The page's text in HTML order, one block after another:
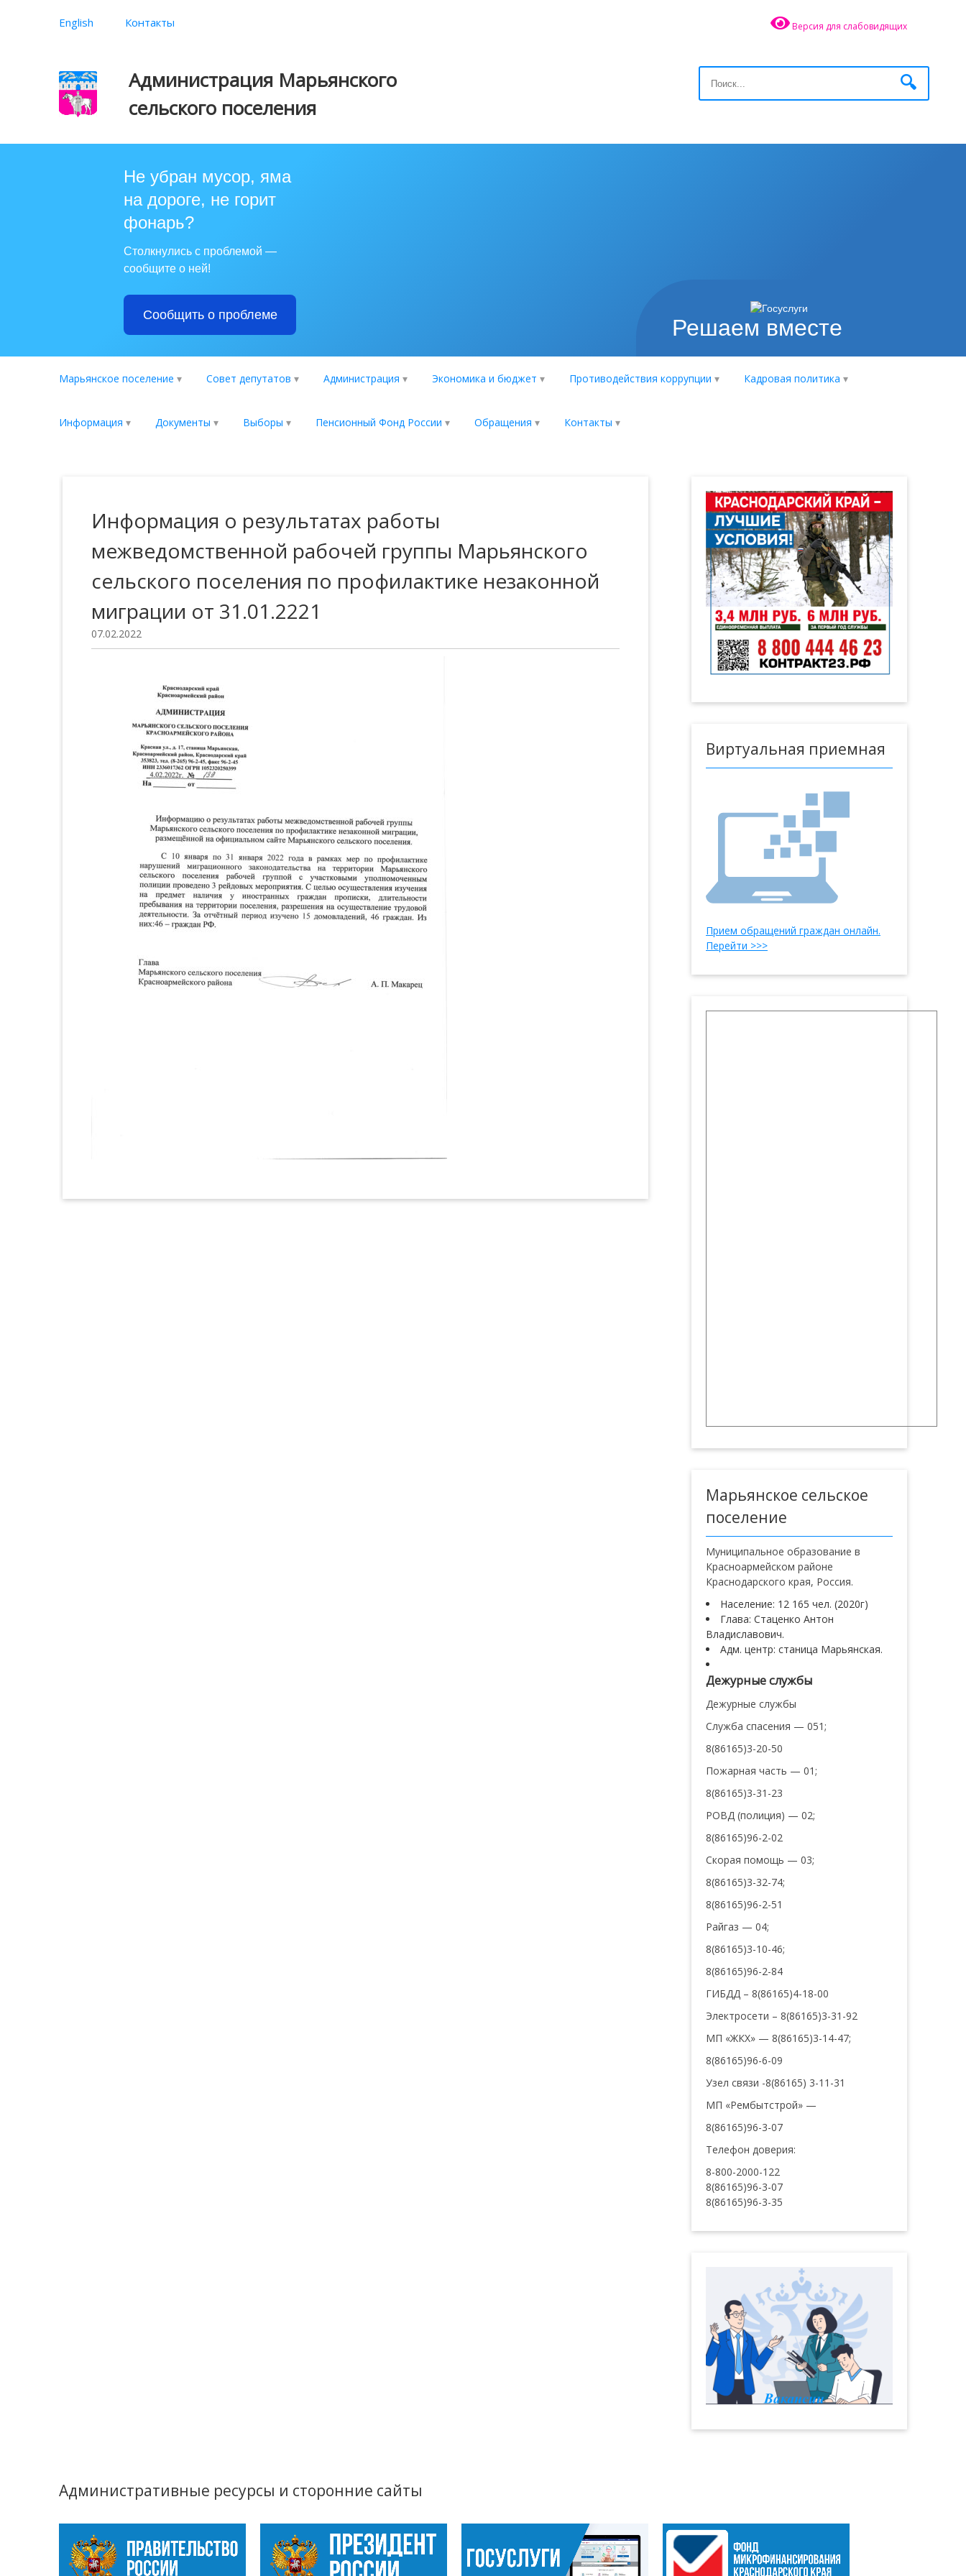
English Контакты Версия для слабовидящих
Администрация Марьянского
сельского поселения
Решаем вместе
Не убран мусор, яма
на дороге, не горит
фонарь?
Столкнулись с проблемой —
сообщите о ней!
Сообщить о проблеме
Марьянское поселение Совет депутатов Администрация Экономика и бюджет Противодействия коррупции Кадровая политика
Информация Документы Выборы Пенсионный Фонд России Обращения Контакты
Информация о результатах работы
межведомственной рабочей группы Марьянского
сельского поселения по профилактике незаконной
миграции от 31.01.2221
07.02.2022
Виртуальная приемная
Прием обращений граждан онлайн.
Перейти >>>
Марьянское сельское
поселение
Муниципальное образование в
Красноармейском районе
Краснодарского края, Россия.
Население: 12 165 чел. (2020г)
Глава: Стаценко Антон
Владиславович.
Адм. центр: станица Марьянская.
Дежурные службы
Дежурные службы
Служба спасения — 051;
8(86165)3-20-50
Пожарная часть — 01;
8(86165)3-31-23
РОВД (полиция) — 02;
8(86165)96-2-02
Скорая помощь — 03;
8(86165)3-32-74;
8(86165)96-2-51
Райгаз — 04;
8(86165)3-10-46;
8(86165)96-2-84
ГИБДД – 8(86165)4-18-00
Электросети – 8(86165)3-31-92
МП «ЖКХ» — 8(86165)3-14-47;
8(86165)96-6-09
Узел связи -8(86165) 3-11-31
МП «Рембытстрой» —
8(86165)96-3-07
Телефон доверия:
8-800-2000-122
8(86165)96-3-07
8(86165)96-3-35
Административные ресурсы и сторонние сайты